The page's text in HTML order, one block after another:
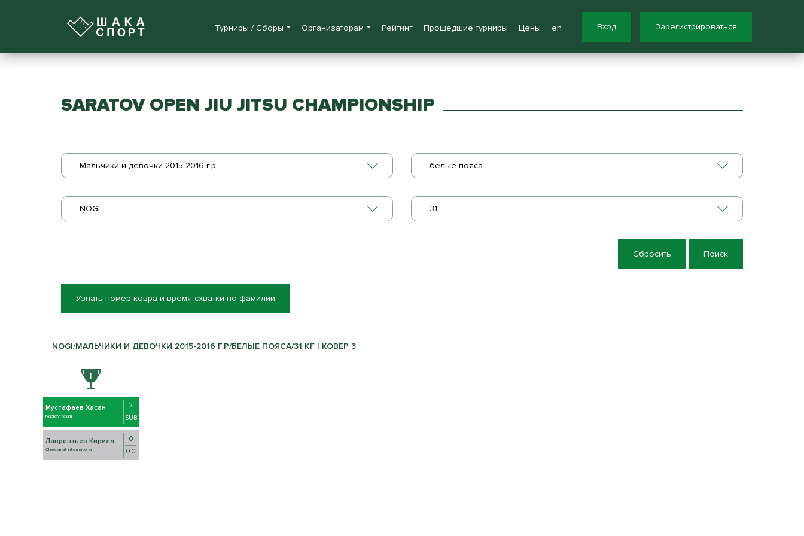
Турниры / Сборы Организаторам Рейтинг Прошедшие турниры Цены en Вход Зарегистрироваться
SARATOV OPEN JIU JITSU CHAMPIONSHIP
Мальчики и девочки 2015-2016 г.р белые пояса
NOGI 31
Сбросить Поиск
Узнать номер ковра и время схватки по фамилии
NOGI/МАЛЬЧИКИ И ДЕВОЧКИ 2015-2016 Г.Р/БЕЛЫЕ ПОЯСА/31 КГ | КОВЕР 3
Мустафаев Хасан
Nabiev team
2
SUB
Лаврентьев Кирилл
Checkmat international
0
0 0